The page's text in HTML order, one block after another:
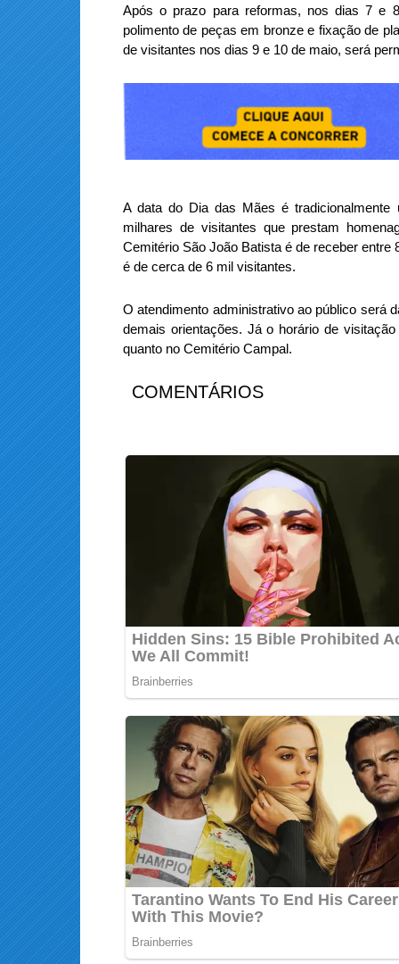
Após o prazo para reformas, nos dias 7 e
polimento de peças em bronze e fixação de
de visitantes nos dias 9 e 10 de maio, será
A data do Dia das Mães é
milhares de visitantes que prestam
Cemitério São João Batista é de receber
é de cerca de 6 mil visitantes.
O atendimento administrativo ao público será
demais orientações. Já o horário de
quanto no Cemitério Campal.
COMENTÁRIOS